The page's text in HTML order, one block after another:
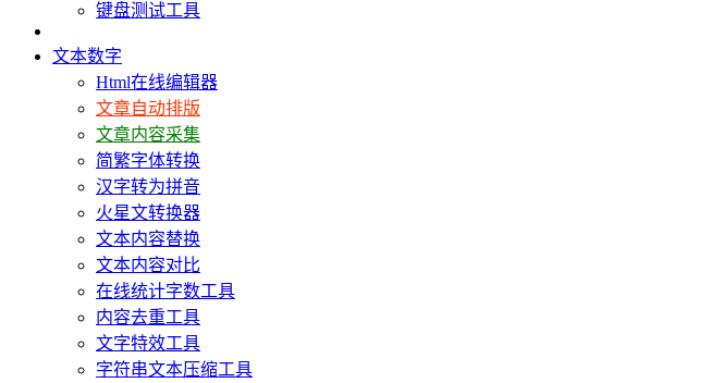
键盘测试工具
文本数字
Html在线编辑器
文章自动排版
文章内容采集
简繁字体转换
汉字转为拼音
火星文转换器
文本内容替换
文本内容对比
在线统计字数工具
内容去重工具
文字特效工具
字符串文本压缩工具